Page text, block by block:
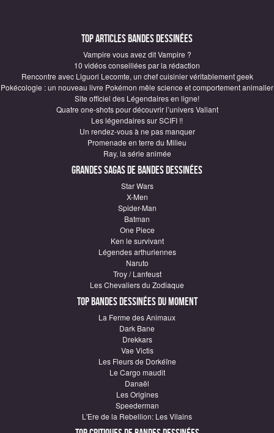
Top articles Bandes Dessinées
Vampire vous avez dit Vampire ?
10 vidéos conseillées par la rédaction
Rencontre avec Liguori Lecomte, un chef cuisinier véritablement geek
Pokécologie : un nouveau livre Pokémon mêle science et comportement animalier
Site officiel des Légendaires en ligne!
Quatre one-shots pour découvrir l’univers Valiant
Les légendaires sur SCIFI !!
Un rendez-vous à ne pas manquer
Promenade en terre du Milieu
Ray, la série animée
Grandes sagas de Bandes Dessinées
Star Wars
X-Men
Spider-Man
Batman
One Piece
Ken le survivant
Légendes arthuriennes
Naruto
Troy / Lanfeust
Les Chevaliers du Zodiaque
Top Bandes Dessinées du moment
La Ferme des Animaux
Dark Bane
Drekkars
Vae Victis
Les Fleurs de Dorkéïne
Le Cargo maudit
Danaël
Les Origines
Speederman
L'Ere de la Rebellion: Les Vilains